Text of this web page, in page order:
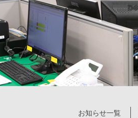
お知らせ一覧